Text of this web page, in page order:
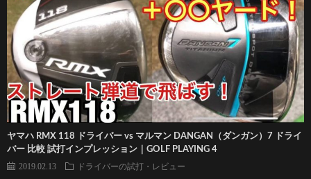
ヤマハ RMX 118 ドライバー vs マルマン DANGAN（ダンガン）7 ドライ
バー 比較 試打インプレッション｜GOLF PLAYING 4
2019.02.13 ドライバーの試打・レビュー